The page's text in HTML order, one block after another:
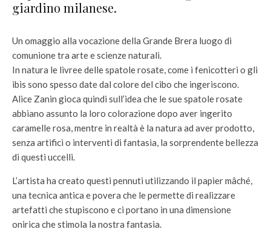
giardino milanese.
Un omaggio alla vocazione della Grande Brera luogo di
comunione tra arte e scienze naturali.
In natura le livree delle spatole rosate, come i fenicotteri o gli
ibis sono spesso date dal colore del cibo che ingeriscono.
Alice Zanin gioca quindi sull’idea che le sue spatole rosate
abbiano assunto la loro colorazione dopo aver ingerito
caramelle rosa, mentre in realtà è la natura ad aver prodotto,
senza artifici o interventi di fantasia, la sorprendente bellezza
di questi uccelli.
L’artista ha creato questi pennuti utilizzando il papier mâché,
una tecnica antica e povera che le permette di realizzare
artefatti che stupiscono e ci portano in una dimensione
onirica che stimola la nostra fantasia.